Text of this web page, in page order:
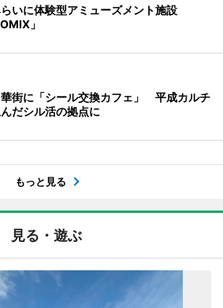
いに体験型アミューズメント施設
」
街に「シール交換カフェ」 平成カルチ
だシル活の拠点に
もっと見る
見る・遊ぶ